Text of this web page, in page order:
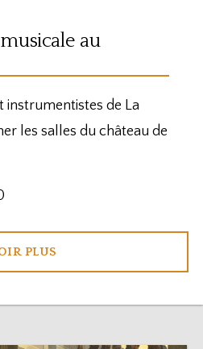
au
instrumentistes de La
les salles du château de
PLUS